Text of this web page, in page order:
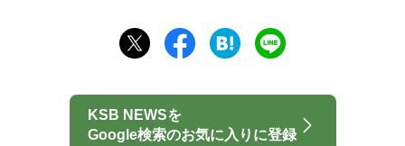
KSB NEWSを
Google検索のお気に入りに登録